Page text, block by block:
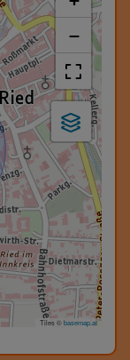
−
Tiles ©basemap.at